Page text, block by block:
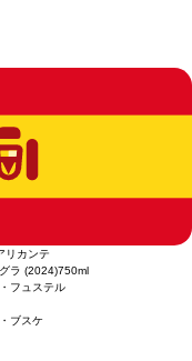
業者兼CEOであるハビエル・
レミアムワインを生産するこ
の2つの文化、そしてロラン
ラエックス・グラン・スペイ
ワインスが融合しています。
ト」のイメージを変えてくれ
ある味わいは、ワインに集中
らも絶対皆好きになってもら
わいがお好きな方や、酸味が
魚のキャセロール、チョコレ
チャ 38%
ーでありコンサルタントでも
業者兼CEOであるハビエル・
レミアムワインを生産するこ
の2つの文化、そしてロラン
ラエックス・グラン・スペイ
ワインスが融合しています。
ト」のイメージを変えてくれ
ある味わいは、ワインに集中
らも絶対皆好きになってもら
わいがお好きな方や、酸味が
リカンテ
ラ (2024)750ml
フュステル
ブスケ